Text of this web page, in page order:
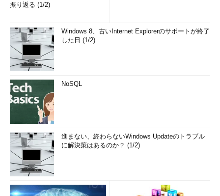
振り返る (1/2)
Windows 8、古いInternet Explorerのサポートが終了
した日 (1/2)
NoSQL
進まない、終わらないWindows Updateのトラブル
に解決策はあるのか？ (1/2)